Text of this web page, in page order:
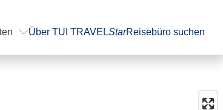
Über TUI TRAVELStarReisebüro suchen